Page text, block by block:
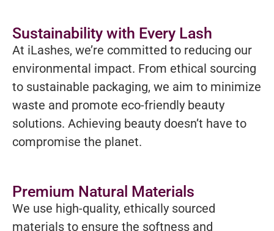
Sustainability with Every Lash
At iLashes, we’re committed to reducing our
environmental impact. From ethical sourcing
to sustainable packaging, we aim to minimize
waste and promote eco-friendly beauty
solutions. Achieving beauty doesn’t have to
compromise the planet.
Premium Natural Materials
We use high-quality, ethically sourced
materials to ensure the softness and